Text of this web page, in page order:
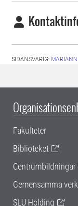
SIDANSVARIG:
Fakulteter
Biblioteket
Gemensamma
SLU Holding